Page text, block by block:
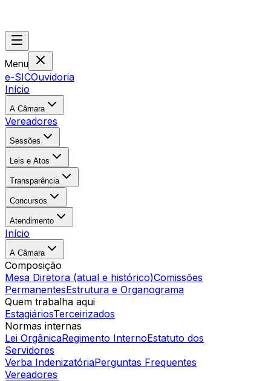
Menu
e-SICOuvidoria
Início
A Câmara
Vereadores
Sessões
Leis e Atos
Transparência
Concursos
Atendimento
Início
A Câmara
Composição
Mesa Diretora (atual e histórico)Comissões
PermanentesEstrutura e Organograma
Quem trabalha aqui
EstagiáriosTerceirizados
Normas internas
Lei OrgânicaRegimento InternoEstatuto dos
Servidores
Verba IndenizatóriaPerguntas Frequentes
Vereadores